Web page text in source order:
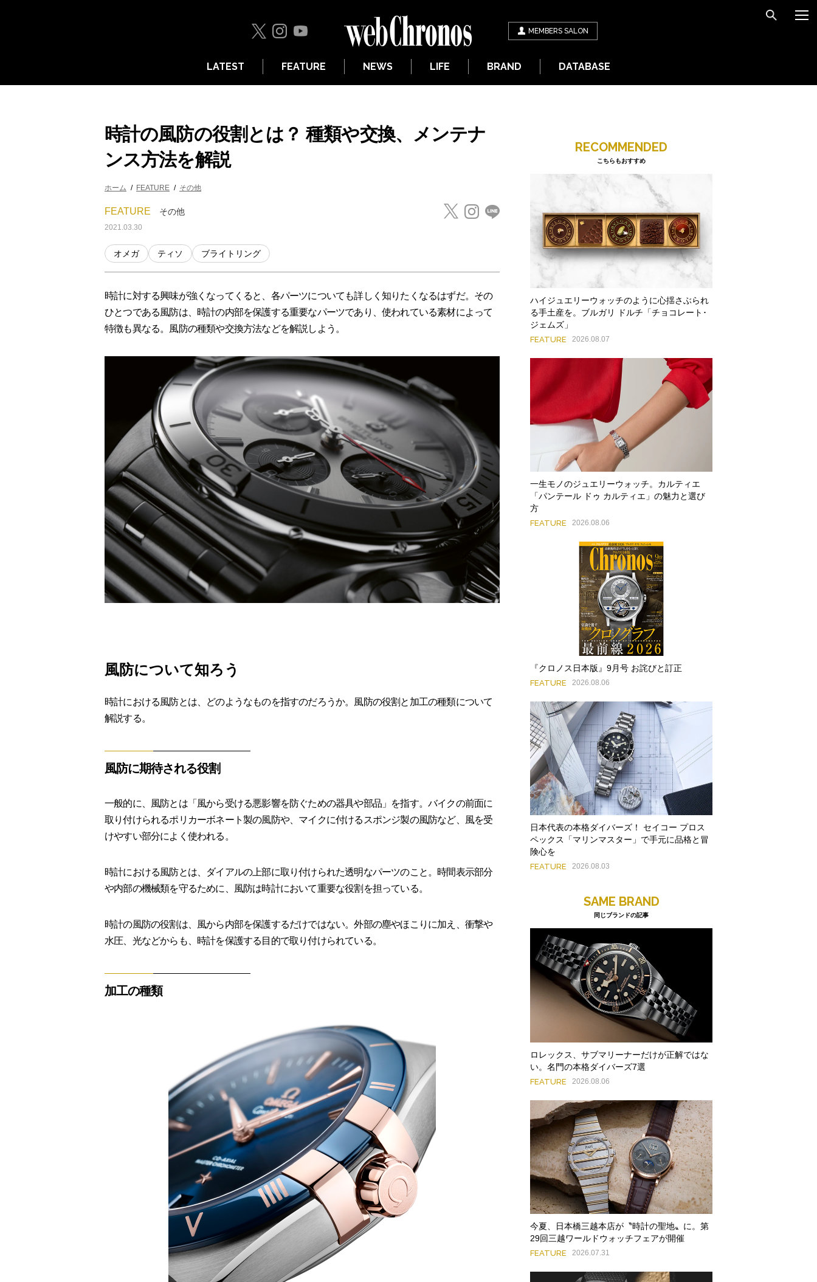
MEMBERS SALON
LATEST FEATURE NEWS LIFE BRAND DATABASE
時計の風防の役割とは？ 種類や交換、メンテナ
ンス方法を解説
ホーム FEATURE その他
FEATURE その他
2021.03.30
オメガ ティソ ブライトリング
時計に対する興味が強くなってくると、各パーツについても詳しく知りたくなるはずだ。その
ひとつである風防は、時計の内部を保護する重要なパーツであり、使われている素材によって
特徴も異なる。風防の種類や交換方法などを解説しよう。
風防について知ろう
時計における風防とは、どのようなものを指すのだろうか。風防の役割と加工の種類について
解説する。
風防に期待される役割
一般的に、風防とは「風から受ける悪影響を防ぐための器具や部品」を指す。バイクの前面に
取り付けられるポリカーボネート製の風防や、マイクに付けるスポンジ製の風防など、風を受
けやすい部分によく使われる。
時計における風防とは、ダイアルの上部に取り付けられた透明なパーツのこと。時間表示部分
や内部の機械類を守るために、風防は時計において重要な役割を担っている。
時計の風防の役割は、風から内部を保護するだけではない。外部の塵やほこりに加え、衝撃や
水圧、光などからも、時計を保護する目的で取り付けられている。
加工の種類
RECOMMENDED
こちらもおすすめ
ハイジュエリーウォッチのように心揺さぶられ
る手土産を。ブルガリ ドルチ「チョコレート･
ジェムズ」
FEATURE 2026.08.07
一生モノのジュエリーウォッチ。カルティエ
「パンテール ドゥ カルティエ」の魅力と選び
方
FEATURE 2026.08.06
『クロノス日本版』9月号 お詫びと訂正
FEATURE 2026.08.06
日本代表の本格ダイバーズ！ セイコー プロス
ペックス「マリンマスター」で手元に品格と冒
険心を
FEATURE 2026.08.03
SAME BRAND
同じブランドの記事
ロレックス、サブマリーナーだけが正解ではな
い。名門の本格ダイバーズ7選
FEATURE 2026.08.06
今夏、日本橋三越本店が〝時計の聖地〟に。第
29回三越ワールドウォッチフェアが開催
FEATURE 2026.07.31